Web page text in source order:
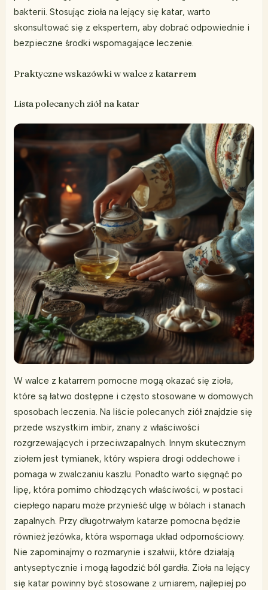
bakterii. Stosując zioła na lejący się katar, warto
skonsultować się z ekspertem, aby dobrać odpowiednie i
bezpieczne środki wspomagające leczenie.
Praktyczne wskazówki w walce z katarrem
Lista polecanych ziół na katar
W walce z katarrem pomocne mogą okazać się zioła,
które są łatwo dostępne i często stosowane w domowych
sposobach leczenia. Na liście polecanych ziół znajdzie się
przede wszystkim imbir, znany z właściwości
rozgrzewających i przeciwzapalnych. Innym skutecznym
ziołem jest tymianek, który wspiera drogi oddechowe i
pomaga w zwalczaniu kaszlu. Ponadto warto sięgnąć po
lipę, która pomimo chłodzących właściwości, w postaci
ciepłego naparu może przynieść ulgę w bólach i stanach
zapalnych. Przy długotrwałym katarze pomocna będzie
również jeżówka, która wspomaga układ odpornościowy.
Nie zapominajmy o rozmarynie i szałwii, które działają
antyseptycznie i mogą łagodzić ból gardła. Zioła na lejący
się katar powinny być stosowane z umiarem, najlepiej po